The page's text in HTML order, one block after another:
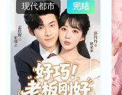
现代都市 完结